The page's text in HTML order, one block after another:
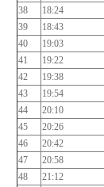
38
18:24
39
18:43
40
19:03
41
19:22
42
19:38
43
19:54
44
20:10
45
20:26
46
20:42
47
20:58
48
21:12